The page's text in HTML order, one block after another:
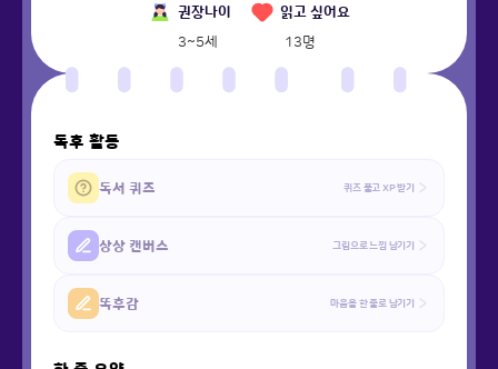
권장나이
3~5세
읽고 싶어요
13명
독후 활동
독서 퀴즈 퀴즈 풀고 XP 받기
상상 캔버스 그림으로 느낌 남기기
똑후감 마음을 한 줄로 남기기